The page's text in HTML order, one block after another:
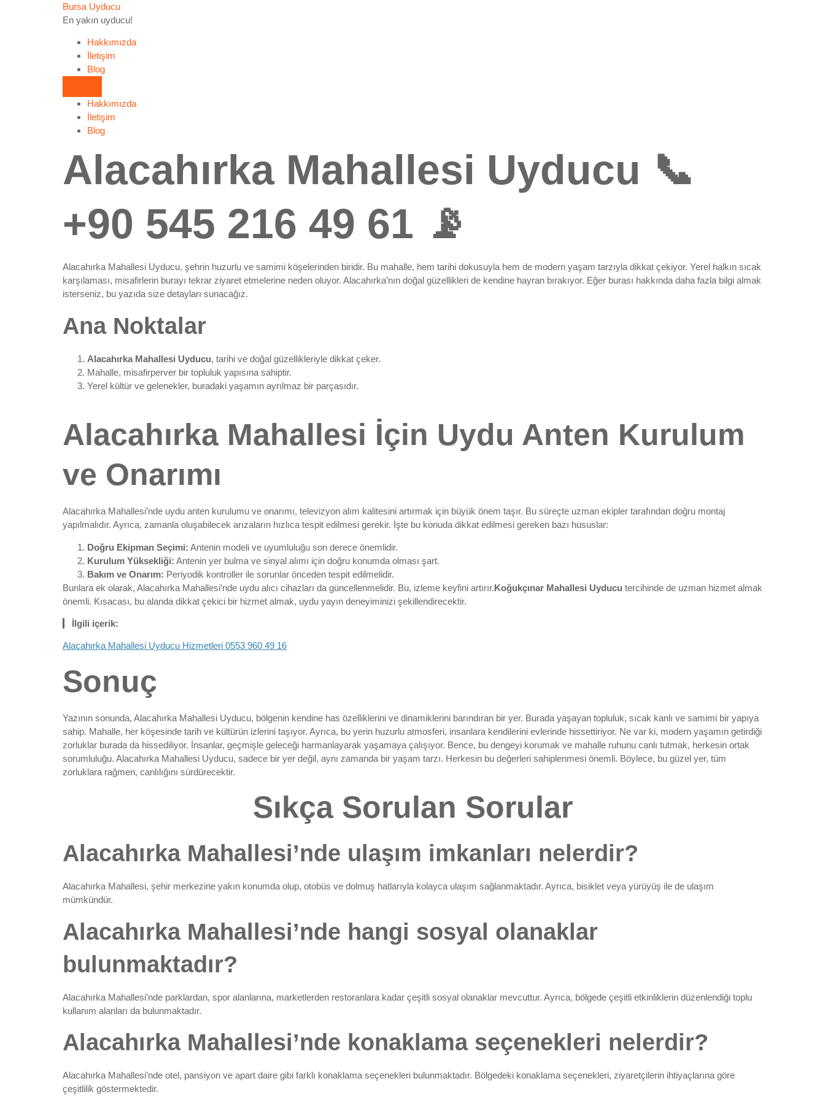
Bursa Uyducu
En yakın uyducu!
Hakkımızda
İletişim
Blog
Hakkımızda
İletişim
Blog
Alacahırka Mahallesi Uyducu 📞
+90 545 216 49 61 📡
Alacahırka Mahallesi Uyducu, şehrin huzurlu ve samimi köşelerinden biridir. Bu mahalle, hem tarihi dokusuyla hem de modern yaşam tarzıyla dikkat çekiyor. Yerel halkın sıcak
karşılaması, misafirlerin burayı tekrar ziyaret etmelerine neden oluyor. Alacahırka’nın doğal güzellikleri de kendine hayran bırakıyor. Eğer burası hakkında daha fazla bilgi almak
isterseniz, bu yazıda size detayları sunacağız.
Ana Noktalar
Alacahırka Mahallesi Uyducu, tarihi ve doğal güzellikleriyle dikkat çeker.
Mahalle, misafirperver bir topluluk yapısına sahiptir.
Yerel kültür ve gelenekler, buradaki yaşamın ayrılmaz bir parçasıdır.
Alacahırka Mahallesi İçin Uydu Anten Kurulum
ve Onarımı
Alacahırka Mahallesi’nde uydu anten kurulumu ve onarımı, televizyon alım kalitesini artırmak için büyük önem taşır. Bu süreçte uzman ekipler tarafından doğru montaj
yapılmalıdır. Ayrıca, zamanla oluşabilecek arızaların hızlıca tespit edilmesi gerekir. İşte bu konuda dikkat edilmesi gereken bazı hususlar:
Doğru Ekipman Seçimi: Antenin modeli ve uyumluluğu son derece önemlidir.
Kurulum Yüksekliği: Antenin yer bulma ve sinyal alımı için doğru konumda olması şart.
Bakım ve Onarım: Periyodik kontroller ile sorunlar önceden tespit edilmelidir.
Bunlara ek olarak, Alacahırka Mahallesi’nde uydu alıcı cihazları da güncellenmelidir. Bu, izleme keyfini artırır.Koğukçınar Mahallesi Uyducu tercihinde de uzman hizmet almak
önemli. Kısacası, bu alanda dikkat çekici bir hizmet almak, uydu yayın deneyiminizi şekillendirecektir.
İlgili içerik:
Alacahırka Mahallesi Uyducu Hizmetleri 0553 960 49 16
Sonuç
Yazının sonunda, Alacahırka Mahallesi Uyducu, bölgenin kendine has özelliklerini ve dinamiklerini barındıran bir yer. Burada yaşayan topluluk, sıcak kanlı ve samimi bir yapıya
sahip. Mahalle, her köşesinde tarih ve kültürün izlerini taşıyor. Ayrıca, bu yerin huzurlu atmosferi, insanlara kendilerini evlerinde hissettiriyor. Ne var ki, modern yaşamın getirdiği
zorluklar burada da hissediliyor. İnsanlar, geçmişle geleceği harmanlayarak yaşamaya çalışıyor. Bence, bu dengeyi korumak ve mahalle ruhunu canlı tutmak, herkesin ortak
sorumluluğu. Alacahırka Mahallesi Uyducu, sadece bir yer değil, aynı zamanda bir yaşam tarzı. Herkesin bu değerleri sahiplenmesi önemli. Böylece, bu güzel yer, tüm
zorluklara rağmen, canlılığını sürdürecektir.
Sıkça Sorulan Sorular
Alacahırka Mahallesi’nde ulaşım imkanları nelerdir?
Alacahırka Mahallesi, şehir merkezine yakın konumda olup, otobüs ve dolmuş hatlarıyla kolayca ulaşım sağlanmaktadır. Ayrıca, bisiklet veya yürüyüş ile de ulaşım
mümkündür.
Alacahırka Mahallesi’nde hangi sosyal olanaklar
bulunmaktadır?
Alacahırka Mahallesi’nde parklardan, spor alanlarına, marketlerden restoranlara kadar çeşitli sosyal olanaklar mevcuttur. Ayrıca, bölgede çeşitli etkinliklerin düzenlendiği toplu
kullanım alanları da bulunmaktadır.
Alacahırka Mahallesi’nde konaklama seçenekleri nelerdir?
Alacahırka Mahallesi’nde otel, pansiyon ve apart daire gibi farklı konaklama seçenekleri bulunmaktadır. Bölgedeki konaklama seçenekleri, ziyaretçilerin ihtiyaçlarına göre
çeşitlilik göstermektedir.